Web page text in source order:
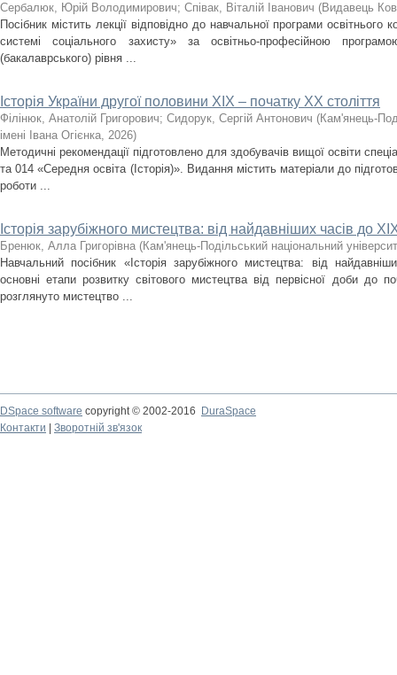
Сербалюк, Юрій Володимирович; Співак, Віталій Іванович (Видавець
Посібник містить лекції відповідно до навчальної програми
системі соціального захисту» за освітньо-професійною
(бакалаврського) рівня ...
Історія України другої половини XIX – початку ХХ століття
Філінюк, Анатолій Григорович; Сидорук, Сергій Антонович (Кам'янець-
імені Івана Огієнка, 2026)
Методичні рекомендації підготовлено для здобувачів вищої освіти
та 014 «Середня освіта (Історія)». Видання містить матеріали до
роботи ...
Історія зарубіжного мистецтва: від найдавніших часів до
Бренюк, Алла Григорівна (Кам'янець-Подільський національний
Навчальний посібник «Історія зарубіжного мистецтва: від
основні етапи розвитку світового мистецтва від первісної доби до
розглянуто мистецтво ...
DSpace software copyright © 2002-2016
DuraSpace
Контакти
Зворотній зв'язок